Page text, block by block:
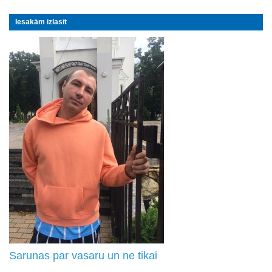
Iesakām izlasīt
Sarunas par vasaru un ne tikai